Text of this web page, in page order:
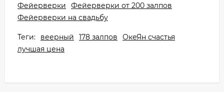
Фейерверки
Фейерверки от 200 залпов
Фейерверки на cвадьбу
Теги: веерный 178 залпов
ОкеЯн счастья
лучшая цена